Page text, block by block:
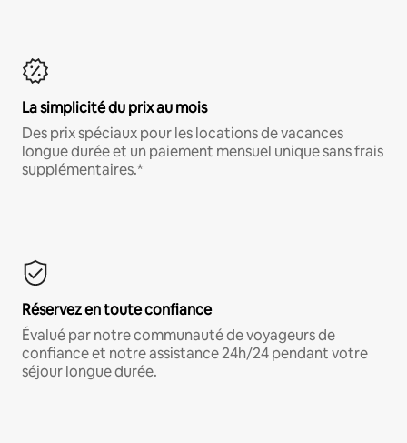
La simplicité du prix au mois
Des prix spéciaux pour les locations de vacances
longue durée et un paiement mensuel unique sans frais
supplémentaires.*
Réservez en toute confiance
Évalué par notre communauté de voyageurs de
confiance et notre assistance 24h/24 pendant votre
séjour longue durée.